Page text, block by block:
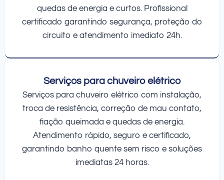
quedas de energia e curtos. Profissional
certificado garantindo segurança, proteção do
circuito e atendimento imediato 24h.
Serviços para chuveiro elétrico
Serviços para chuveiro elétrico com instalação,
troca de resistência, correção de mau contato,
fiação queimada e quedas de energia.
Atendimento rápido, seguro e certificado,
garantindo banho quente sem risco e soluções
imediatas 24 horas.